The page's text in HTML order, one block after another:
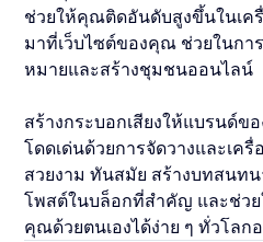
ช่วยให้คุณติดอันดับสูงขึ้นในเค
มาที่เว็บไซต์ของคุณ ช่วยในกา
หมายและสร้างชุมชนออนไลน์
สร้างกระบอกเสียงให้แบรนด์
โดดเด่นด้วยการจัดวางและเค
สวยงาม ทันสมัย สร้างบทสนท
โพสต์ในบล็อกที่สำคัญ และช่ว
คุณด้วยตนเองได้ง่าย ๆ ทั่วโลก